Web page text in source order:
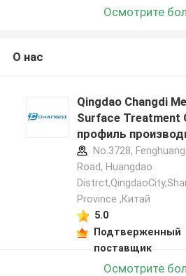
Осмотрите
О нас
Qingdao Changdi
Surface Treatment
профиль
No.3728,
Road, Huangdao
Province ,Китай
5.0
Подтверженный
поставщик
Осмотрите